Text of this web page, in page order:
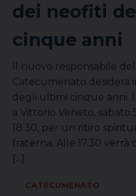
dei neofiti
cinque anni
Il nuovo responsabile del
Catecumenato
degli ultimi cinque anni.
a Vittorio Veneto, sabato
18.30, per un ritiro
fraterna. Alle 17.30 verrà
[...]
CATECUMENATO